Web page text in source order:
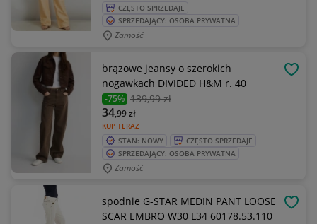
CZĘSTO SPRZEDAJE
SPRZEDAJĄCY: OSOBA PRYWATNA
Zamość
brązowe jeansy o szerokich
nogawkach DIVIDED H&M r. 40
-75% 139,99 zł
KUP TERAZ
34,99zł
STAN: NOWY
CZĘSTO SPRZEDAJE
SPRZEDAJĄCY: OSOBA PRYWATNA
Zamość
spodnie G-STAR MEDIN PANT LOOSE
SCAR EMBRO W30 L34 60178.53.110